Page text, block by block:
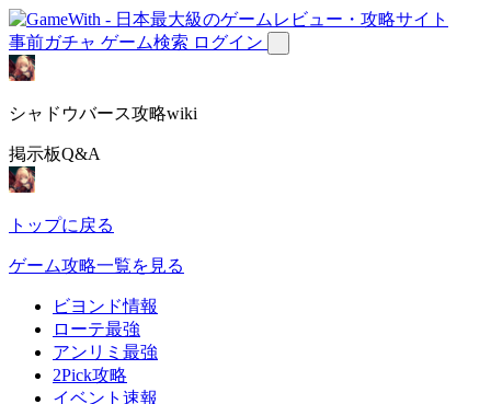
事前ガチャ ゲーム検索 ログイン
シャドウバース攻略wiki
掲示板Q&A
トップに戻る
ゲーム攻略一覧を見る
ビヨンド情報
ローテ最強
アンリミ最強
2Pick攻略
イベント速報